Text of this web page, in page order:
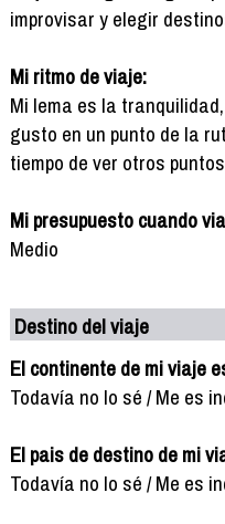
improvisar y elegir
Mi ritmo de viaje:
Mi lema es la
gusto en un punto de la
tiempo de ver otros
Mi presupuesto cuando
Medio
Destino del viaje
El continente de mi viaje
Todavía no lo sé / Me es
El pais de destino de mi
Todavía no lo sé / Me es